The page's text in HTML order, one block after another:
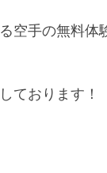
空手の無料体
ております！